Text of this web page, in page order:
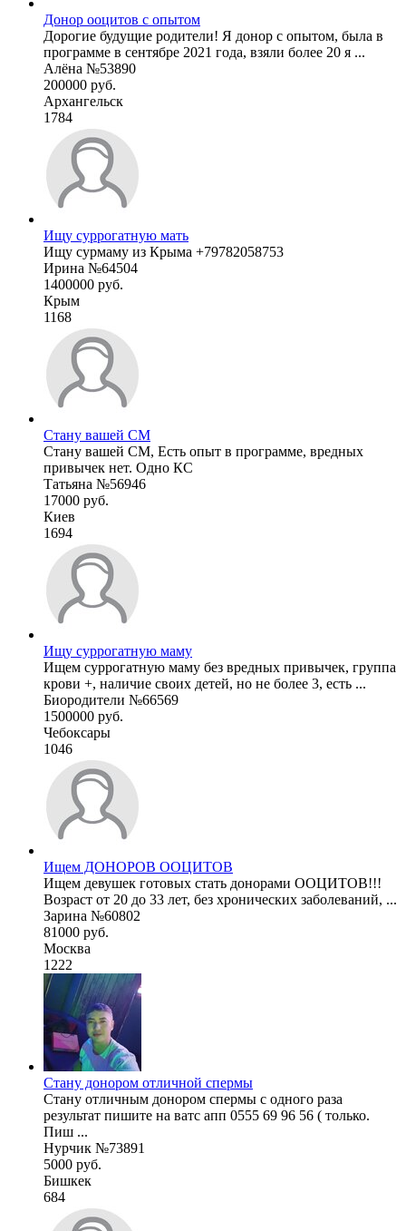
Донор ооцитов с опытом
Дорогие будущие родители! Я донор с опытом, была в
программе в сентябре 2021 года, взяли более 20 я ...
Алёна №53890
200000 руб.
Архангельск
1784
Ищу суррогатную мать
Ищу сурмаму из Крыма +79782058753
Ирина №64504
1400000 руб.
Крым
1168
Стану вашей СМ
Стану вашей СМ, Есть опыт в программе, вредных
привычек нет. Одно КС
Татьяна №56946
17000 руб.
Киев
1694
Ищу суррогатную маму
Ищем суррогатную маму без вредных привычек, группа
крови +, наличие своих детей, но не более 3, есть ...
Биородители №66569
1500000 руб.
Чебоксары
1046
Ищем ДОНОРОВ ООЦИТОВ
Ищем девушек готовых стать донорами ООЦИТОВ!!!
Возраст от 20 до 33 лет, без хронических заболеваний, ...
Зарина №60802
81000 руб.
Москва
1222
Стану донором отличной спермы
Стану отличным донором спермы с одного раза
результат пишите на ватс апп 0555 69 96 56 ( только.
Пиш ...
Нурчик №73891
5000 руб.
Бишкек
684